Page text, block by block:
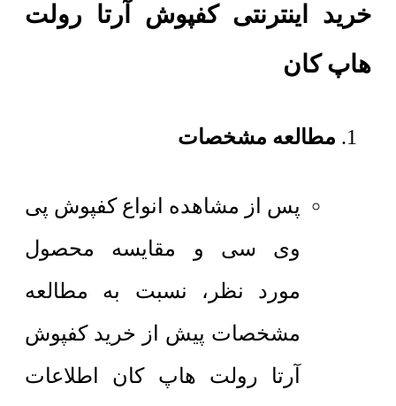
خرید اینترنتی کفپوش آرتا رولت
هاپ کان
مطالعه مشخصات
پس از مشاهده انواع کفپوش پی
وی سی و مقایسه محصول
مورد نظر، نسبت به مطالعه
مشخصات پیش از خرید کفپوش
آرتا رولت هاپ کان اطلاعات